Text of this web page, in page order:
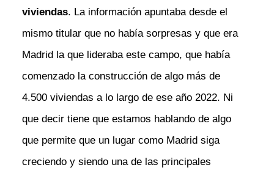
viviendas. La información apuntaba desde el
mismo titular que no había sorpresas y que era
Madrid la que lideraba este campo, que había
comenzado la construcción de algo más de
4.500 viviendas a lo largo de ese año 2022. Ni
que decir tiene que estamos hablando de algo
que permite que un lugar como Madrid siga
creciendo y siendo una de las principales